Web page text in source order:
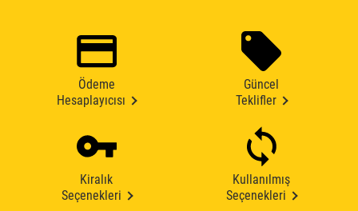
Ödeme
Hesaplayıcısı
Güncel
Teklifler
Kiralık
Seçenekleri
Kullanılmış
Seçenekleri